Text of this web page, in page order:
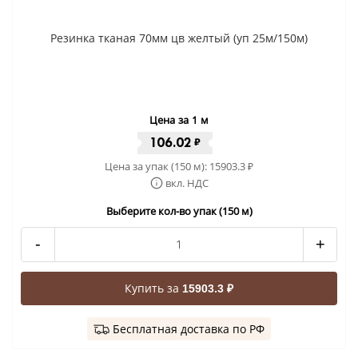
Резинка тканая 70мм цв желтый (уп 25м/150м)
Цена за 1 м
106.02 ₽
Цена за упак (150 м): 15903.3₽
вкл. НДС
Выберите кол-во упак (150 м)
- +
Купить за 15903.3 ₽
Бесплатная доставка по РФ